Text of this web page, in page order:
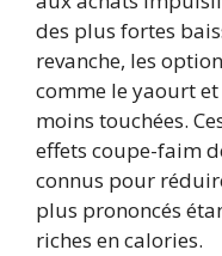
des plus fortes
revanche, les
comme le yaourt
moins touchées.
effets coupe-faim
connus pour
plus prononcés
riches en calories.